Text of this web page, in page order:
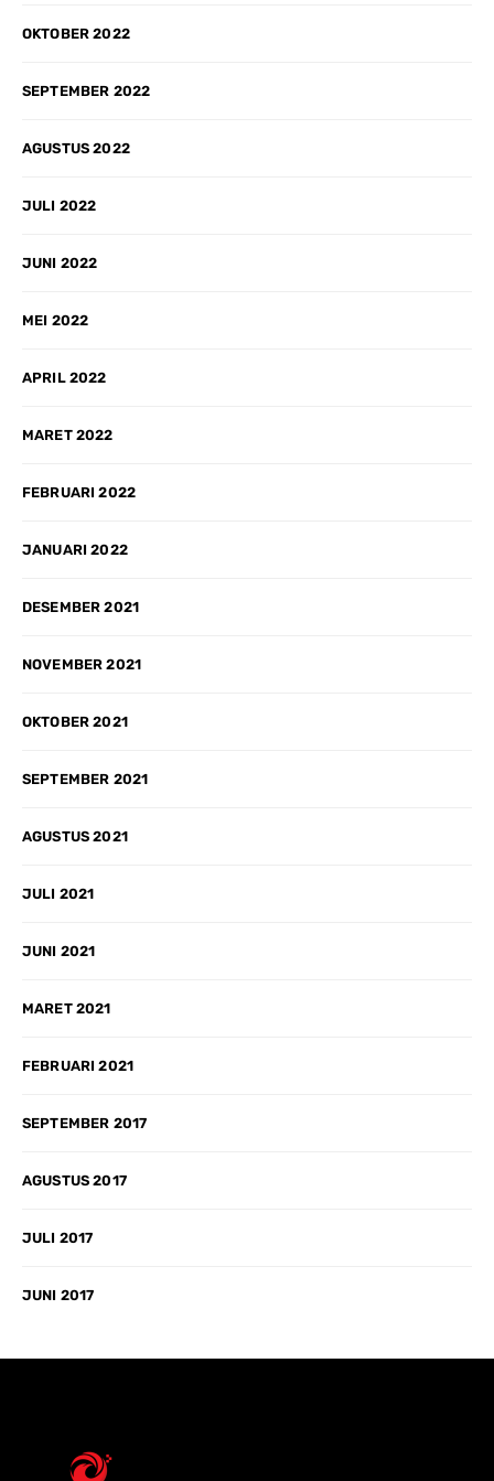
OKTOBER 2022
SEPTEMBER 2022
AGUSTUS 2022
JULI 2022
JUNI 2022
MEI 2022
APRIL 2022
MARET 2022
FEBRUARI 2022
JANUARI 2022
DESEMBER 2021
NOVEMBER 2021
OKTOBER 2021
SEPTEMBER 2021
AGUSTUS 2021
JULI 2021
JUNI 2021
MARET 2021
FEBRUARI 2021
SEPTEMBER 2017
AGUSTUS 2017
JULI 2017
JUNI 2017